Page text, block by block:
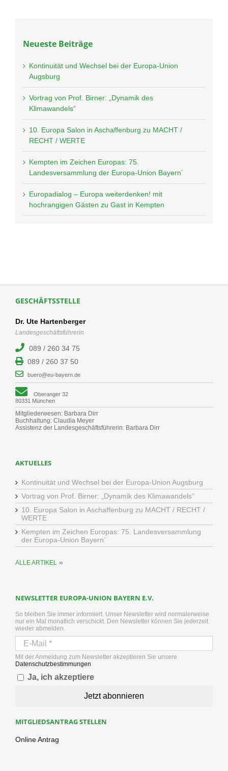
Neueste Beiträge
Kontinuität und Wechsel bei der Europa-Union
Augsburg
Vortrag von Prof. Birner: „Dynamik des
Klimawandels“
10. Europa Salon in Aschaffenburg zu MACHT /
RECHT / WERTE
Kempten im Zeichen Europas: 75.
Landesversammlung der Europa-Union Bayern´
Europadialog – Europa weiterdenken! mit
hochrangigen Gästen zu Gast in Kempten
GESCHÄFTSSTELLE
Dr. Ute Hartenberger
Landesgeschäftsführerin
089 / 260 34 75
089 / 260 37 50
buero@eu-bayern.de
Oberanger 32
80331 München
Mitgliederwesen: Barbara Dirr
Buchhaltung: Claudia Meyer
Assistenz der Landesgeschäftsführerin: Barbara Dirr
AKTUELLES
Kontinuität und Wechsel bei der Europa-Union Augsburg
Vortrag von Prof. Birner: „Dynamik des Klimawandels“
10. Europa Salon in Aschaffenburg zu MACHT / RECHT /
WERTE
Kempten im Zeichen Europas: 75. Landesversammlung
der Europa-Union Bayern´
ALLE ARTIKEL »
NEWSLETTER EUROPA-UNION BAYERN E.V.
So bleiben Sie immer informiert. Unser Newsletter wird normalerweise
nur ein Mal monatlich verschickt. Den Newsletter können Sie jederzeit
wieder abmelden.
Mit der Anmeldung zum Newsletter akzeptieren Sie unsere
Datenschutzbestimmungen
Ja, ich akzeptiere
MITGLIEDSANTRAG STELLEN
Online Antrag